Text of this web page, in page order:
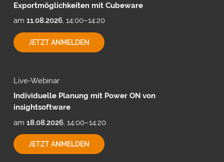
Exportmöglichkeiten mit Cubeware
am 11.08.2026, 14:00–14:20
JETZT ANMELDENEXPORTMÖGLICHKEITEN
MIT
Live-Webinar
Individuelle Planung mit Power ON von
insightsoftware
am 18.08.2026, 14:00–14:20
JETZT ANMELDENINDIVIDUELLE
PLANUNG